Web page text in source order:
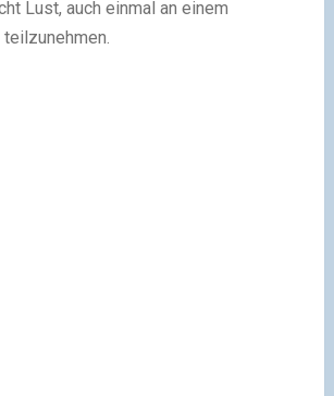
Lust, auch einmal an einem